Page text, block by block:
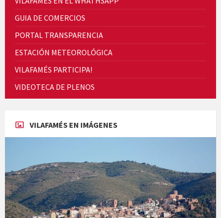
Quintà Culroja
Cicle de Cine i Dones rurals
Concerts al Museu
GUIA DE COMERCIOS
PORTAL TRANSPARENCIA
ESTACIÓN METEOROLÓGICA
VILAFAMÉS PARTICIPA!
VIDEOTECA DE PLENOS
VILAFAMÉS EN IMÁGENES